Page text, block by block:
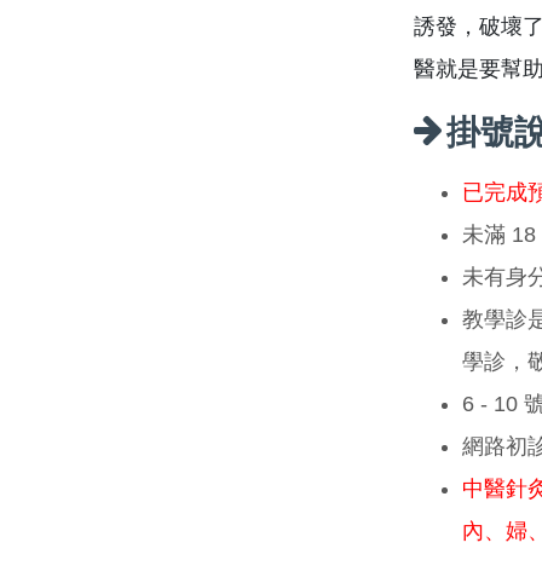
誘發，破壞
醫就是要幫
掛號
已完成
未滿 18
未有身
教學診
學診，
6 - 10
網路初
中醫針
內、婦